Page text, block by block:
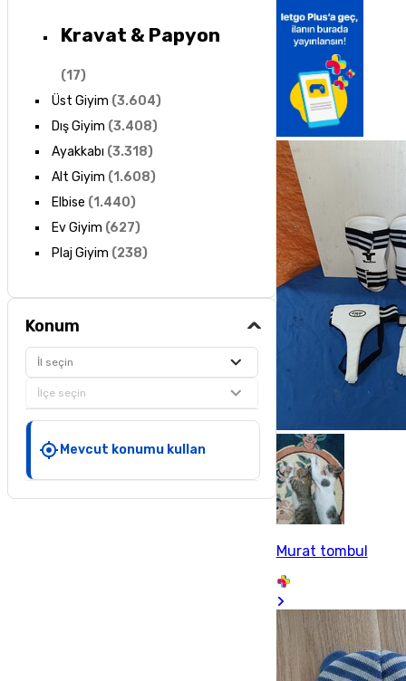
Kravat & Papyon
(17)
Üst Giyim (3.604)
Dış Giyim (3.408)
Ayakkabı (3.318)
Alt Giyim (1.608)
Elbise (1.440)
Ev Giyim (627)
Plaj Giyim (238)
Konum
İl seçin
İlçe seçin
Mevcut konumu kullan
Murat tombul